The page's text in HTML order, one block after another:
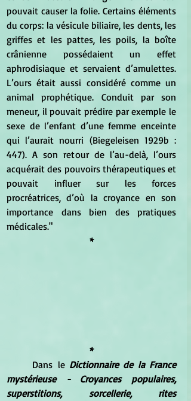
pouvait causer la folie. Certains éléments
du corps: la vésicule biliaire, les dents, les
griffes et les pattes, les poils, la boîte
crânienne possédaient un effet
aphrodisiaque et servaient d’amulettes.
L’ours était aussi considéré comme un
animal prophétique. Conduit par son
meneur, il pouvait prédire par exemple le
sexe de l’enfant d’une femme enceinte
qui l’aurait nourri (Biegeleisen 1929b :
447). A son retour de l’au-delà, l’ours
acquérait des pouvoirs thérapeutiques et
pouvait influer sur les forces
procréatrices, d’où la croyance en son
importance dans bien des pratiques
médicales."
*
*
	Dans le
Dictionnaire de la France
mystérieuse - Croyances populaires,
superstitions, sorcellerie, rites